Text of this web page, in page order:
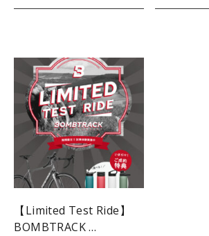
【Limited Test Ride】
BOMBTRACK …